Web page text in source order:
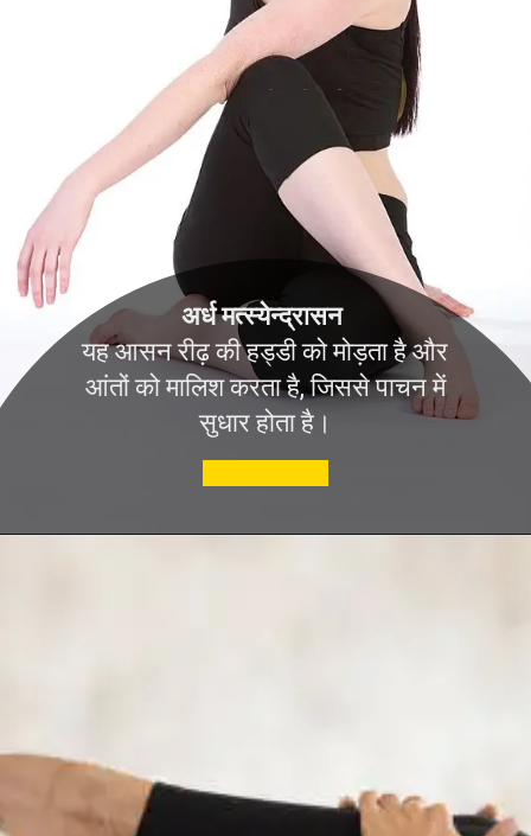
अर्ध मत्स्येन्द्रासन
यह आसन रीढ़ की हड्डी को मोड़ता है और
आंतों को मालिश करता है, जिससे पाचन में
सुधार होता है।